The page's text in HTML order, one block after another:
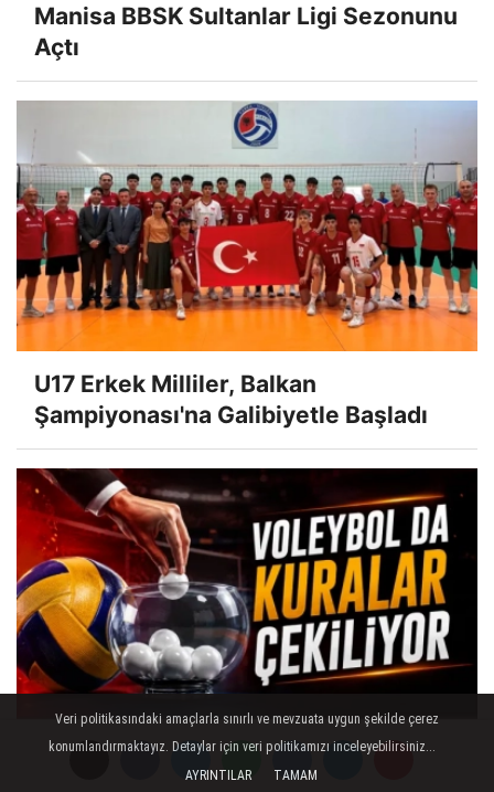
Manisa BBSK Sultanlar Ligi Sezonunu
Açtı
U17 Erkek Milliler, Balkan
Şampiyonası'na Galibiyetle Başladı
Voleybolda Kuralar Çekiliyor
Veri politikasındaki amaçlarla sınırlı ve mevzuata uygun şekilde çerez
konumlandırmaktayız. Detaylar için veri politikamızı inceleyebilirsiniz...
AYRINTILAR
TAMAM